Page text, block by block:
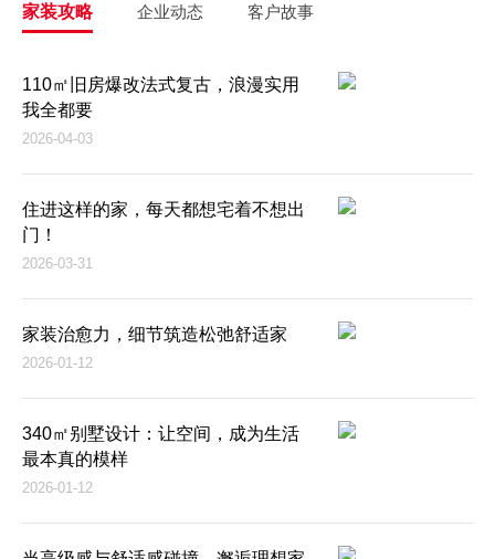
家装攻略 企业动态 客户故事
110㎡旧房爆改法式复古，浪漫实用
我全都要
2026-04-03
住进这样的家，每天都想宅着不想出
门！
2026-03-31
家装治愈力，细节筑造松弛舒适家
2026-01-12
340㎡别墅设计：让空间，成为生活
最本真的模样
2026-01-12